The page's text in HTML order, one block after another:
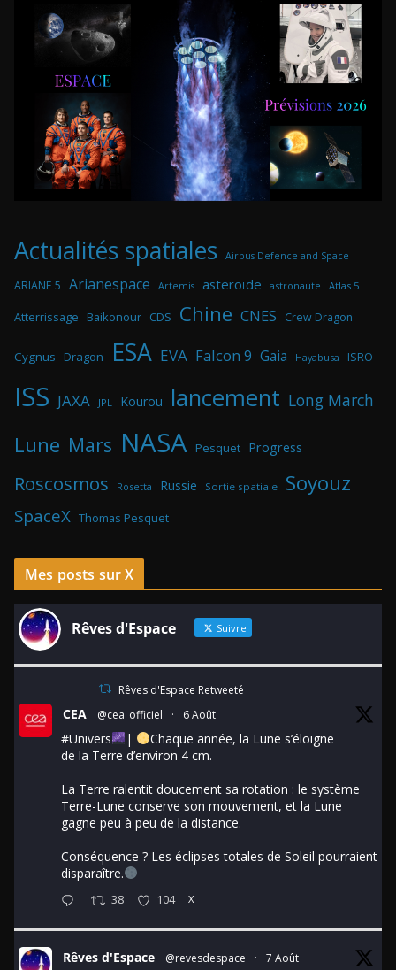
Actualités spatiales Airbus Defence and Space
ARIANE 5 Arianespace Artemis asteroïde astronaute Atlas 5
Atterrissage Baikonour CDS Chine CNES Crew Dragon
Cygnus Dragon ESA EVA Falcon 9 Gaia Hayabusa ISRO
ISS JAXA JPL Kourou lancement Long March
Lune Mars NASA Pesquet Progress
Roscosmos Rosetta Russie Sortie spatiale Soyouz
SpaceX Thomas Pesquet
Mes posts sur X
Rêves d'Espace Suivre
Rêves d'Espace Retweeté
CEA @cea_officiel · 6 Août
#Univers |
Chaque année, la Lune s’éloigne
de la Terre d’environ 4 cm.
La Terre ralentit doucement sa rotation : le système
Terre-Lune conserve son mouvement, et la Lune
gagne peu à peu de la distance.
Conséquence ? Les éclipses totales de Soleil pourraient
disparaître.
38 104 X
Rêves d'Espace @revesdespace · 7 Août